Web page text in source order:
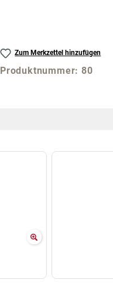
Zum Merkzettel hinzufügen
Produktnummer:80